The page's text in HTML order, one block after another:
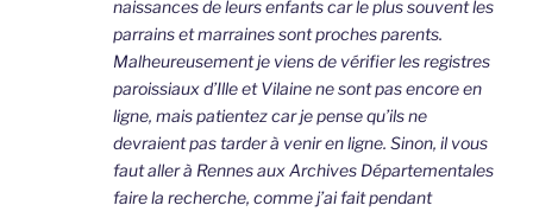
naissances de leurs enfants car le plus souvent les
parrains et marraines sont proches parents.
Malheureusement je viens de vérifier les registres
paroissiaux d’Ille et Vilaine ne sont pas encore en
ligne, mais patientez car je pense qu’ils ne
devraient pas tarder à venir en ligne. Sinon, il vous
faut aller à Rennes aux Archives Départementales
faire la recherche, comme j’ai fait pendant